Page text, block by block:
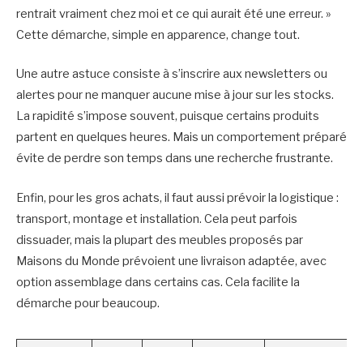
rentrait vraiment chez moi et ce qui aurait été une erreur. »
Cette démarche, simple en apparence, change tout.
Une autre astuce consiste à s’inscrire aux newsletters ou
alertes pour ne manquer aucune mise à jour sur les stocks.
La rapidité s’impose souvent, puisque certains produits
partent en quelques heures. Mais un comportement préparé
évite de perdre son temps dans une recherche frustrante.
Enfin, pour les gros achats, il faut aussi prévoir la logistique :
transport, montage et installation. Cela peut parfois
dissuader, mais la plupart des meubles proposés par
Maisons du Monde prévoient une livraison adaptée, avec
option assemblage dans certains cas. Cela facilite la
démarche pour beaucoup.